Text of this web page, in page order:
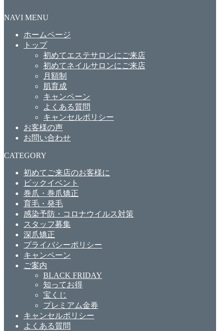
NAVI MENU
ホームページ
トップ
初めてエステサロンにご来店
初めてネイルサロンにご来店
月額制
肌育成
キャンペーン
よくある質問
キャンセルポリシー
お客様の声
お問い合わせ
CATEGORY
初めてご来店のお客様に
ビックイベント
巻爪・巻爪矯正
育毛・発毛
感染予防・コロナウイルス対策
スタッフ募集
深爪矯正
プライバシーポリシー
キャンペーン
ご案内
BLACK FRIDAY
知ってお得
宝くじ
プレミアム金券
キャンセルポリシー
よくある質問